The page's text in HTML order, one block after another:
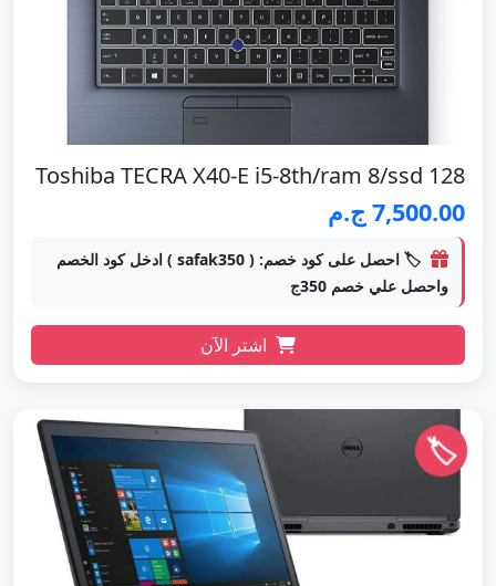
Toshiba TECRA X40-E i5-8th/ram 8/ssd 128
7,500.00 ج.م
🏷️ احصل على كود خصم: ( safak350 ) ادخل كود الخصم
واحصل علي خصم 350ج
اشتر الآن
🏷️